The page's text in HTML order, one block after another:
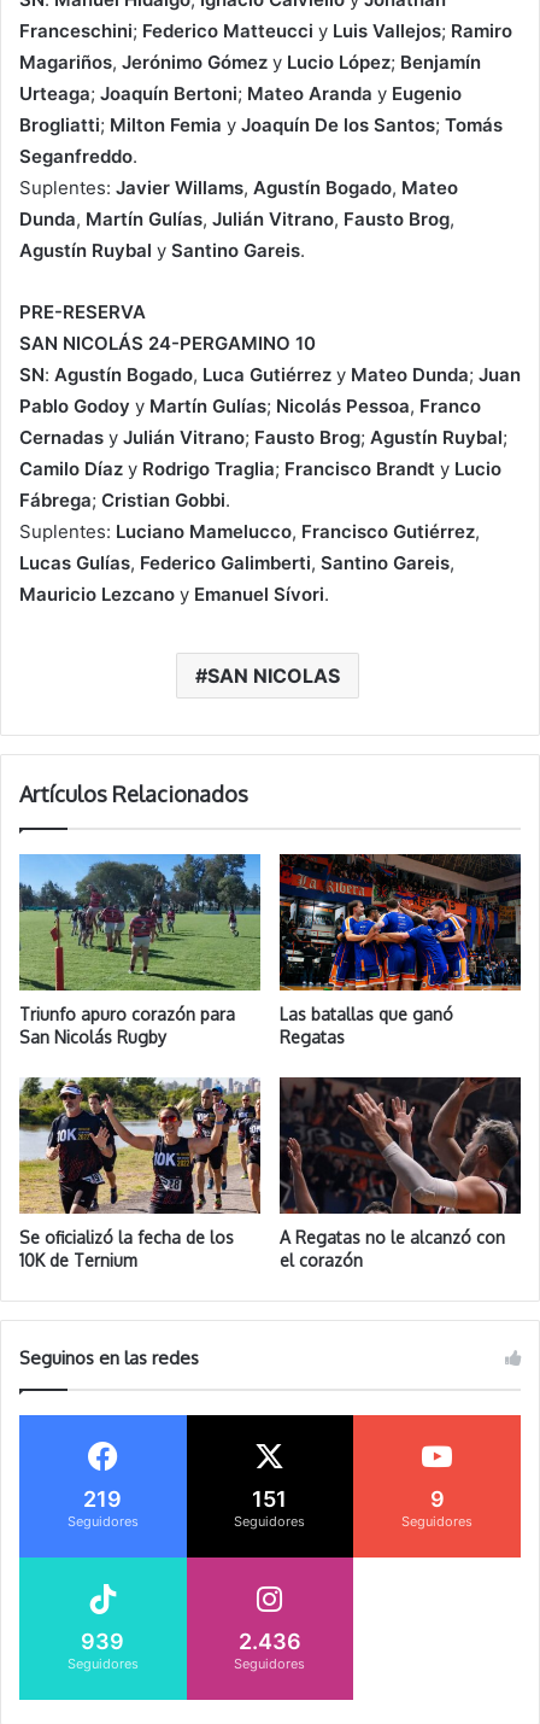
Franceschini; Federico Matteucci y Luis Vallejos; Ramiro
Magariños, Jerónimo Gómez y Lucio López; Benjamín
Urteaga; Joaquín Bertoni; Mateo Aranda y Eugenio
Brogliatti; Milton Femia y Joaquín De los Santos; Tomás
Seganfreddo.
Suplentes: Javier Willams, Agustín Bogado, Mateo
Dunda, Martín Gulías, Julián Vitrano, Fausto Brog,
Agustín Ruybal y Santino Gareis.
PRE-RESERVA
SAN NICOLÁS 24-PERGAMINO 10
SN: Agustín Bogado, Luca Gutiérrez y Mateo Dunda; Juan
Pablo Godoy y Martín Gulías; Nicolás Pessoa, Franco
Cernadas y Julián Vitrano; Fausto Brog; Agustín Ruybal;
Camilo Díaz y Rodrigo Traglia; Francisco Brandt y Lucio
Fábrega; Cristian Gobbi.
Suplentes: Luciano Mamelucco, Francisco Gutiérrez,
Lucas Gulías, Federico Galimberti, Santino Gareis,
Mauricio Lezcano y Emanuel Sívori.
SAN NICOLAS
Artículos Relacionados
Triunfo apuro corazón para
San Nicolás Rugby
Las batallas que ganó
Regatas
Se oficializó la fecha de los
10K de Ternium
A Regatas no le alcanzó con
el corazón
Seguinos en las redes
219
Seguidores
151
Seguidores
9
Seguidores
939
Seguidores
2.436
Seguidores